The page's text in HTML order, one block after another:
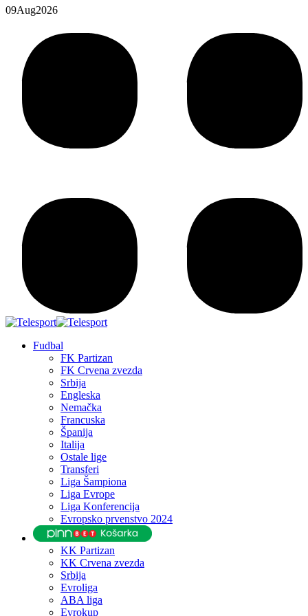
09Aug2026
Fudbal
FK Partizan
FK Crvena zvezda
Srbija
Engleska
Nemačka
Francuska
Španija
Italija
Ostale lige
Transferi
Liga Šampiona
Liga Evrope
Liga Konferencija
Evropsko prvenstvo 2024
KK Partizan
KK Crvena zvezda
Srbija
Evroliga
ABA liga
Evrokup